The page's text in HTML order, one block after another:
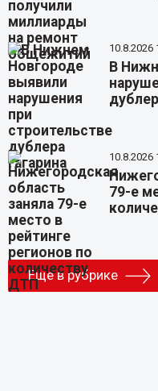
10.8.2026
В
10.8.2026
79-е
Еще в рубрике